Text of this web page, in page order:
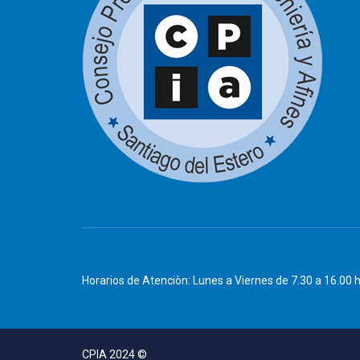
Horarios de Atenciòn: Lunes a Viernes de 7.30 a 16.00
CPIA 2024 ©